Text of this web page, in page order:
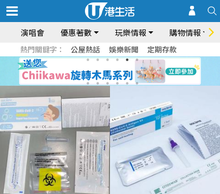
演唱會 優惠著數 玩樂情報 購物情報
熱門關鍵字： 公屋熱話 娛樂新聞 定期存款